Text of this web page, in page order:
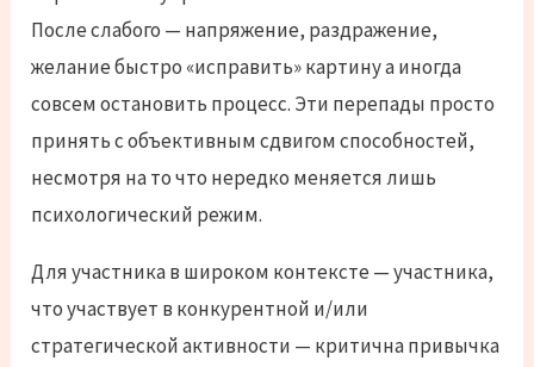
После слабого — напряжение, раздражение,
желание быстро «исправить» картину а иногда
совсем остановить процесс. Эти перепады просто
принять с объективным сдвигом способностей,
несмотря на то что нередко меняется лишь
психологический режим.
Для участника в широком контексте — участника,
что участвует в конкурентной и/или
стратегической активности — критична привычка